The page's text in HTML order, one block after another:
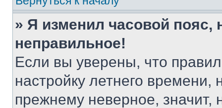
» Я изменил часовой пояс,
неправильное!
Если вы уверены, что
настройку летнего
прежнему неверное, значит,